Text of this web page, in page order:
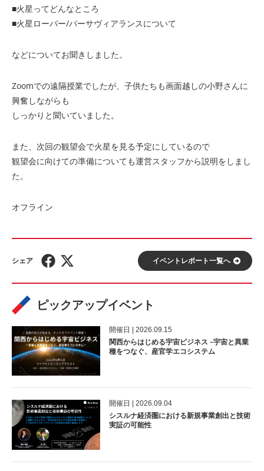
■火星ってどんなところ
■火星ローバー/パーサヴィアランスについて
などについてお聞きしました。
Zoomでの遠隔授業でしたが、子供たちも画面越しの小野さんに
興奮しながらも
しっかりと聞いていました。
また、次回の観望会で火星を見る予定にしているので
観望会に向けての準備についても運営スタッフから説明をしまし
た。
オフライン
イベントレポート⼀覧へ
ピックアップイベント
開催⽇ | 2026.09.15
関西からはじめる宇宙ビジネス –宇宙と異業
種をつなぐ、産官学エコシステム
開催⽇ | 2026.09.04
シスルナ経済圏における新規事業創出と技術
実証の可能性